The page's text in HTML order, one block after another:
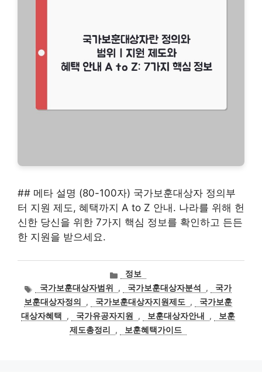
## 메타 설명 (80-100자) 국가보훈대상자 정의부
터 지원 제도, 혜택까지 A to Z 안내. 나라를 위해 헌
신한 당신을 위한 7가지 핵심 정보를 확인하고 든든
한 지원을 받으세요.
카
고
리
정보
태
그
국가보훈대상자범위 , 국가보훈대상자분석 ,
국가
보훈대상자정의
, 국가보훈대상자지원제도 ,
국가보훈
대상자혜택
, 국가유공자지원 , 보훈대상자안내 ,
보훈
제도총정리
, 보훈혜택가이드